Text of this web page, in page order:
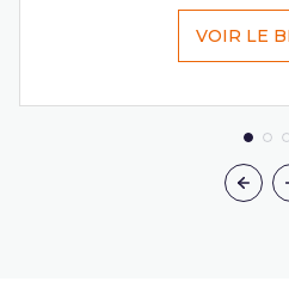
VOIR LE